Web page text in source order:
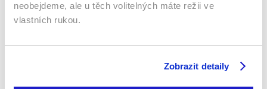
neobejdeme, ale u těch volitelných máte režii ve
vlastních rukou.
Zobrazit detaily
po celé EU, a to až na 6 zařízeních.